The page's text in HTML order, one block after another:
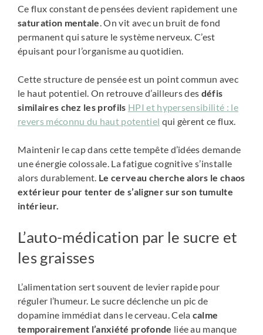
Ce flux constant de pensées devient rapidement une
saturation mentale. On vit avec un bruit de fond
permanent qui sature le système nerveux. C’est
épuisant pour l’organisme au quotidien.
Cette structure de pensée est un point commun avec
le haut potentiel. On retrouve d’ailleurs des défis
similaires chez les profils HPI et hypersensibilité : le
revers méconnu du haut potentiel qui gèrent ce flux.
Maintenir le cap dans cette tempête d’idées demande
une énergie colossale. La fatigue cognitive s’installe
alors durablement. Le cerveau cherche alors le chaos
extérieur pour tenter de s’aligner sur son tumulte
intérieur.
L’auto-médication par le sucre et
les graisses
L’alimentation sert souvent de levier rapide pour
réguler l’humeur. Le sucre déclenche un pic de
dopamine immédiat dans le cerveau. Cela calme
temporairement l’anxiété profonde liée au manque